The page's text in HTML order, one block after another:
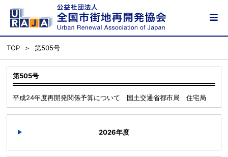
TOP 第505号
第505号
平成24年度再開発関係予算について 国土交通省都市局 住宅局
2026年度